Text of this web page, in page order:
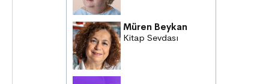
Müren Beykan
Kitap Sevdası